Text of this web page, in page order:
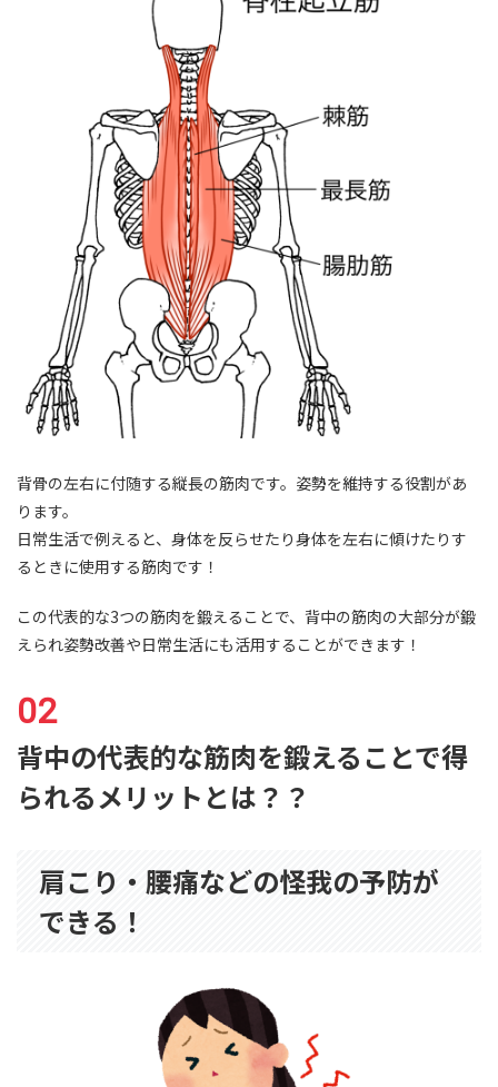
背骨の左右に付随する縦長の筋肉です。姿勢を維持する役割があ
ります。
日常生活で例えると、身体を反らせたり身体を左右に傾けたりす
るときに使用する筋肉です！
この代表的な3つの筋肉を鍛えることで、背中の筋肉の大部分が鍛
えられ姿勢改善や日常生活にも活用することができます！
背中の代表的な筋肉を鍛えることで得
られるメリットとは？？
肩こり・腰痛などの怪我の予防が
できる！